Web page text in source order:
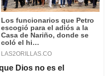
Dios no es el